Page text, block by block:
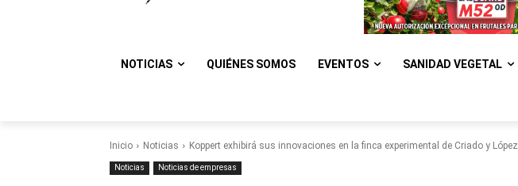
NOTICIAS QUIÉNES SOMOS EVENTOS SANIDAD VEGETAL
Inicio Noticias Koppert exhibirá sus innovaciones en la finca experimental de Criado y López
Noticias Noticias de empresas